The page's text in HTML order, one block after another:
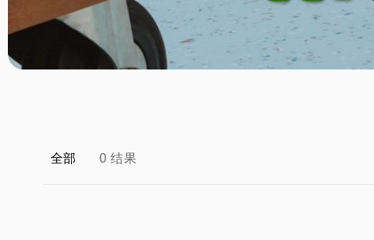
全部 0 结果